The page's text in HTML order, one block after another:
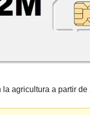
agricultura a partir